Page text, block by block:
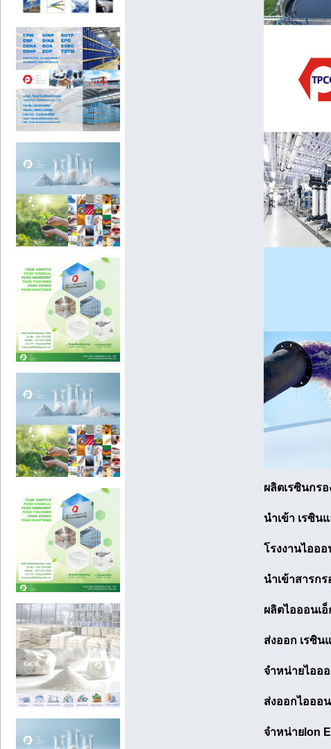
ผลิตเรซินกร
นำเข้า เรซิน
โรงงานไอออ
นำเข้าสารก
ผลิตไอออนเ
ส่งออก เรซิน
จำหน่ายไอออ
ส่งออกไอออ
จำหน่ายIon